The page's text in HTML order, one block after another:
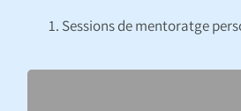
Sessions de mentoratge